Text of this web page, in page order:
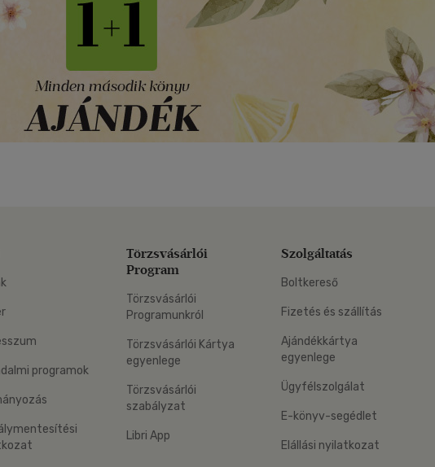
programok
Törzsvásárlói
Program
Törzsvásárlói
Programunkról
Törzsvásárlói Kártya
egyenlege
Törzsvásárlói
szabályzat
Libri App
Szolgáltatás
Boltkereső
Fizetés és szállítás
Ajándékkártya
egyenlege
Ügyfélszolgálat
E-könyv-segédlet
Elállási nyilatkozat